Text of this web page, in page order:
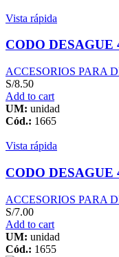
Vista rápida
CODO
ACCESORIOS PARA
S/8.50
Add to cart
UM: unidad
Cód.: 1665
Vista rápida
CODO DESAGUE
ACCESORIOS PARA
S/7.00
Add to cart
UM: unidad
Cód.: 1655